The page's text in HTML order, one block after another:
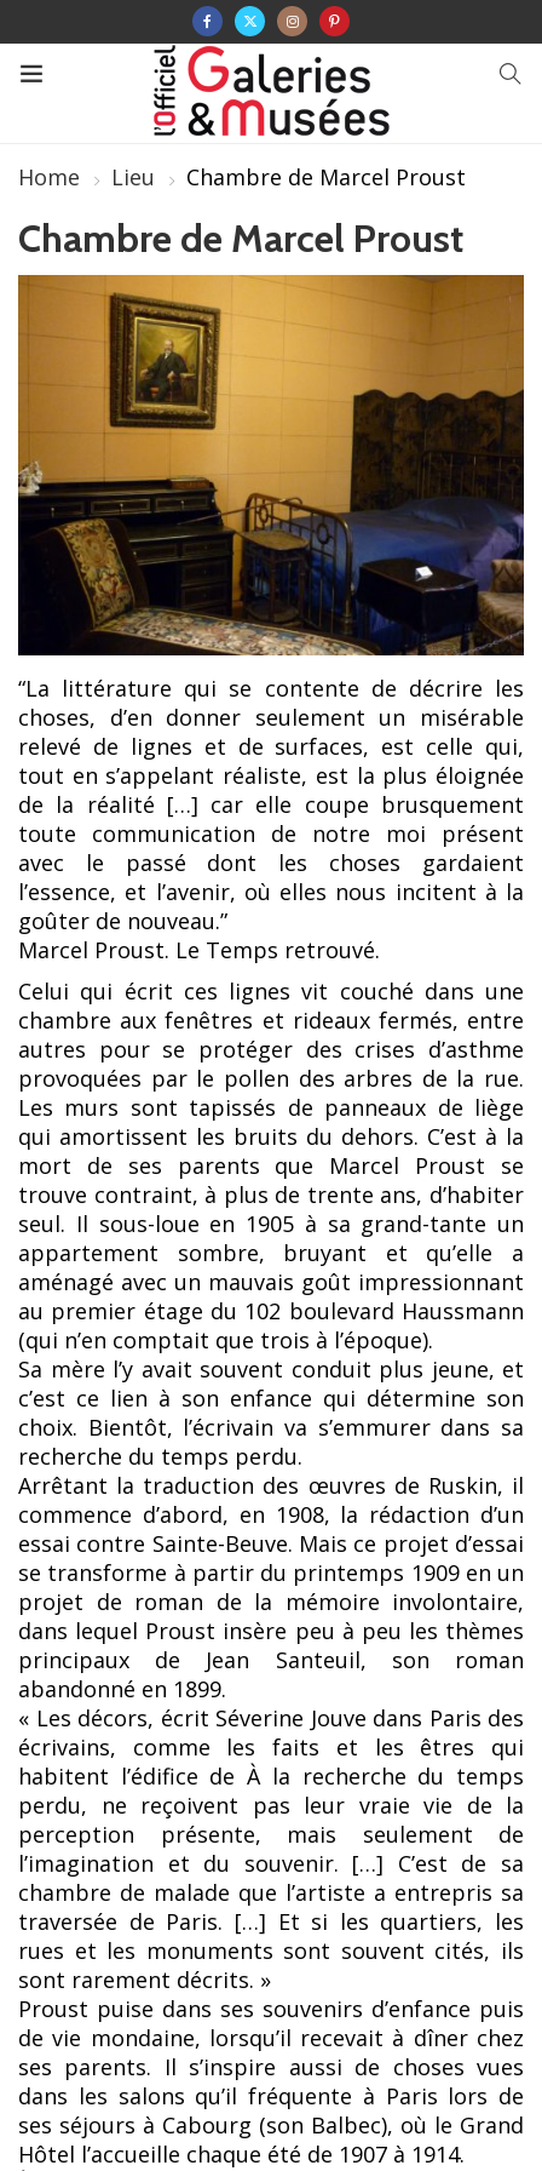
Home Lieu Chambre de Marcel Proust
Chambre de Marcel Proust
“La littérature qui se contente de décrire les
choses, d’en donner seulement un misérable
relevé de lignes et de surfaces, est celle qui,
tout en s’appelant réaliste, est la plus éloignée
de la réalité […] car elle coupe brusquement
toute communication de notre moi présent
avec le passé dont les choses gardaient
l’essence, et l’avenir, où elles nous incitent à la
goûter de nouveau.”
Marcel Proust. Le Temps retrouvé.
Celui qui écrit ces lignes vit couché dans une
chambre aux fenêtres et rideaux fermés, entre
autres pour se protéger des crises d’asthme
provoquées par le pollen des arbres de la rue.
Les murs sont tapissés de panneaux de liège
qui amortissent les bruits du dehors. C’est à la
mort de ses parents que Marcel Proust se
trouve contraint, à plus de trente ans, d’habiter
seul. Il sous-loue en 1905 à sa grand-tante un
appartement sombre, bruyant et qu’elle a
aménagé avec un mauvais goût impressionnant
au premier étage du 102 boulevard Haussmann
(qui n’en comptait que trois à l’époque).
Sa mère l’y avait souvent conduit plus jeune, et
c’est ce lien à son enfance qui détermine son
choix. Bientôt, l’écrivain va s’emmurer dans sa
recherche du temps perdu.
Arrêtant la traduction des œuvres de Ruskin, il
commence d’abord, en 1908, la rédaction d’un
essai contre Sainte-Beuve. Mais ce projet d’essai
se transforme à partir du printemps 1909 en un
projet de roman de la mémoire involontaire,
dans lequel Proust insère peu à peu les thèmes
principaux de Jean Santeuil, son roman
abandonné en 1899.
« Les décors, écrit Séverine Jouve dans Paris des
écrivains, comme les faits et les êtres qui
habitent l’édifice de À la recherche du temps
perdu, ne reçoivent pas leur vraie vie de la
perception présente, mais seulement de
l’imagination et du souvenir. […] C’est de sa
chambre de malade que l’artiste a entrepris sa
traversée de Paris. […] Et si les quartiers, les
rues et les monuments sont souvent cités, ils
sont rarement décrits. »
Proust puise dans ses souvenirs d’enfance puis
de vie mondaine, lorsqu’il recevait à dîner chez
ses parents. Il s’inspire aussi de choses vues
dans les salons qu’il fréquente à Paris lors de
ses séjours à Cabourg (son Balbec), où le Grand
Hôtel l’accueille chaque été de 1907 à 1914.